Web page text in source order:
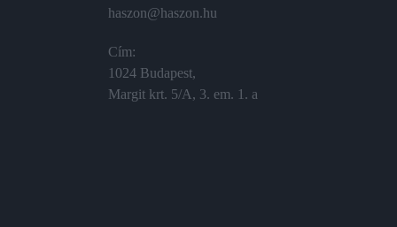
haszon@haszon.hu
Cím:
1024 Budapest,
Margit krt. 5/A, 3. em. 1. a